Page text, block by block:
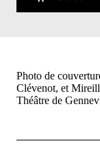
Photo de
Clévenot, et
Théâtre de